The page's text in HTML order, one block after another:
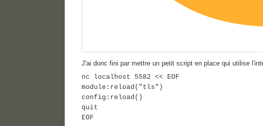
J'ai donc fini par mettre un petit script en place qui utilise
nc localhost 5582 << EOF
module:reload("tls")
config:reload()
quit
EOF